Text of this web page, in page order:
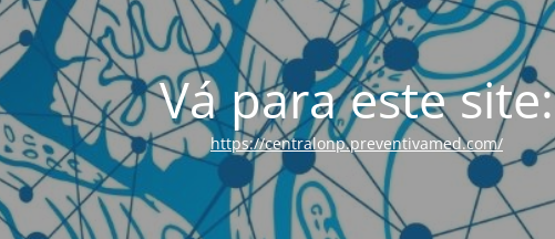
Vá para este site:
https://centralonp.preventivamed.com/